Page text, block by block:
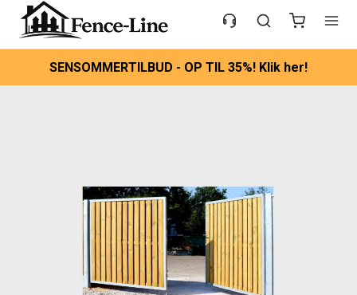
SENSOMMERTILBUD - OP TIL 35%! Klik her!